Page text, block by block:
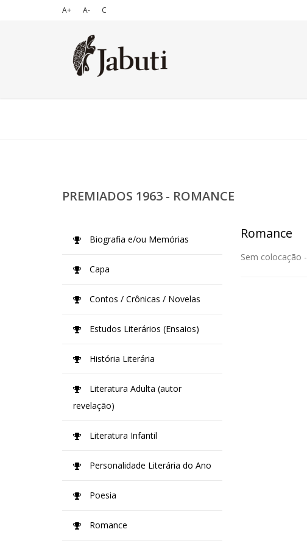
A+ A- C
PREMIADOS 1963 - ROMANCE
Romance
Sem colocação -
Biografia e/ou Memórias
Capa
Contos / Crônicas / Novelas
Estudos Literários (Ensaios)
História Literária
Literatura Adulta (autor
revelação)
Literatura Infantil
Personalidade Literária do Ano
Poesia
Romance